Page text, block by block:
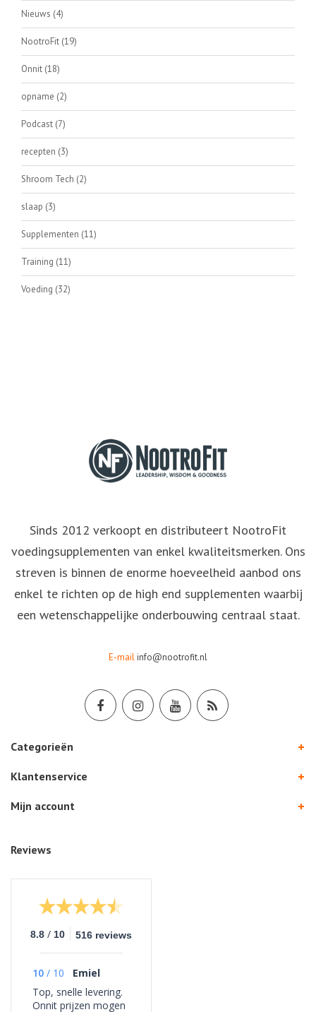
Nieuws (4)
NootroFit (19)
Onnit (18)
opname (2)
Podcast (7)
recepten (3)
Shroom Tech (2)
slaap (3)
Supplementen (11)
Training (11)
Voeding (32)
Sinds 2012 verkoopt en distributeert NootroFit
voedingsupplementen van enkel kwaliteitsmerken. Ons
streven is binnen de enorme hoeveelheid aanbod ons
enkel te richten op de high end supplementen waarbij
een wetenschappelijke onderbouwing centraal staat.
E-mailinfo@nootrofit.nl
Categorieën
Klantenservice
Mijn account
Reviews
8.8 / 10 516 reviews
10 / 10
Emiel
Top, snelle levering.
Onnit prijzen mogen